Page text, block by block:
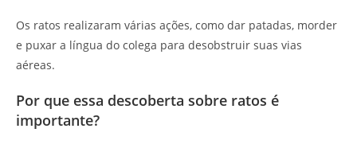
Os ratos realizaram várias ações, como dar patadas, morder
e puxar a língua do colega para desobstruir suas vias
aéreas.
Por que essa descoberta sobre ratos é
importante?